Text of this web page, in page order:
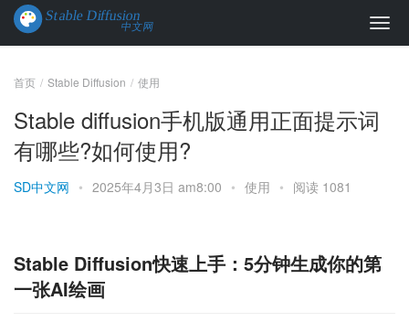
首页 Stable Diffusion 使用
Stable diffusion手机版通用正面提示词
有哪些?如何使用?
SD中文网 • 2025年4月3日 am8:00 • 使用 • 阅读 1081
Stable Diffusion快速上手：5分钟生成你的第
一张AI绘画